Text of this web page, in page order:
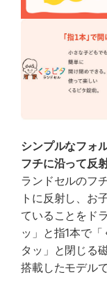
シンプルなフォ
フチに沿って反
ランドセルのフ
トに反射し、お
ていることをド
ッ」と指1本で
タッ」と閉じる
搭載したモデルで